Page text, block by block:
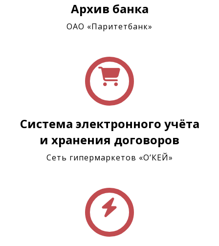
Архив банка
ОАО «Паритетбанк»
Система электронного учёта
и хранения договоров
Сеть гипермаркетов «О’КЕЙ»